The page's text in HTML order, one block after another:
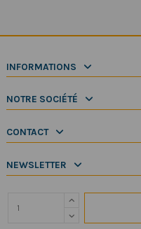
INFORMATIONS
NOTRE SOCIÉTÉ
CONTACT
NEWSLETTER
Copyright 2025